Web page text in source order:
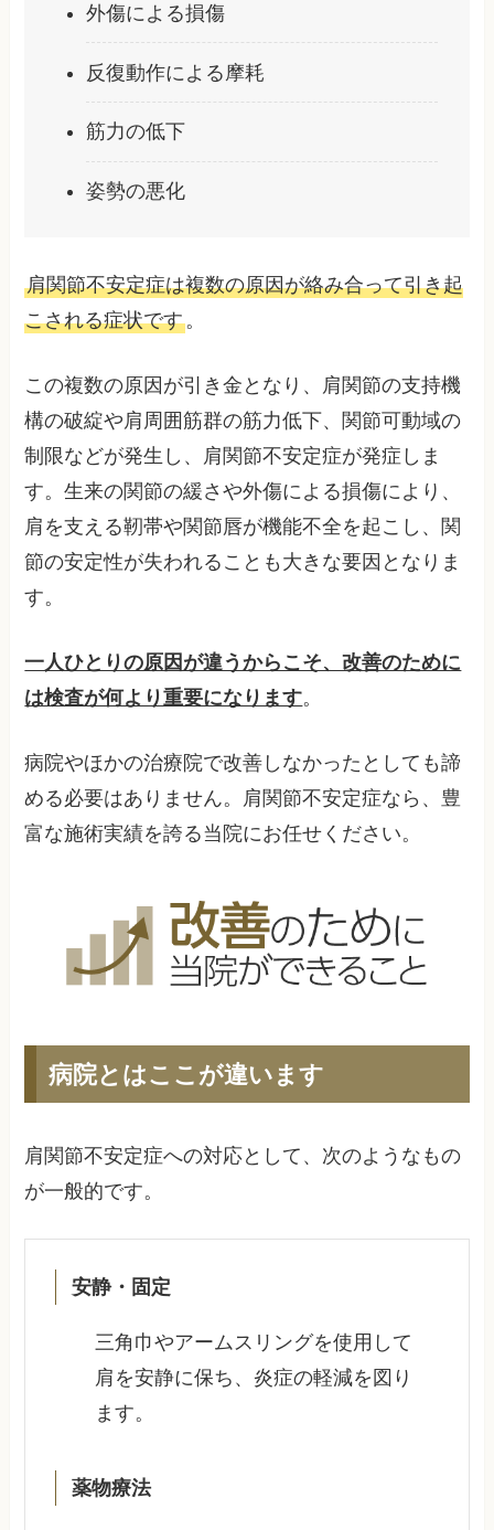
外傷による損傷
反復動作による摩耗
筋力の低下
姿勢の悪化
肩関節不安定症は複数の原因が絡み合って引き起
こされる症状です。
この複数の原因が引き金となり、肩関節の支持機
構の破綻や肩周囲筋群の筋力低下、関節可動域の
制限などが発生し、肩関節不安定症が発症しま
す。生来の関節の緩さや外傷による損傷により、
肩を支える靭帯や関節唇が機能不全を起こし、関
節の安定性が失われることも大きな要因となりま
す。
一人ひとりの原因が違うからこそ、改善のために
は検査が何より重要になります。
病院やほかの治療院で改善しなかったとしても諦
める必要はありません。肩関節不安定症なら、豊
富な施術実績を誇る当院にお任せください。
病院とはここが違います
肩関節不安定症への対応として、次のようなもの
が一般的です。
安静・固定
三角巾やアームスリングを使用して
肩を安静に保ち、炎症の軽減を図り
ます。
薬物療法